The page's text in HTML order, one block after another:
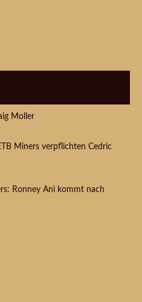
Moller
Miners verpflichten Cedric
Ronney Ani kommt nach